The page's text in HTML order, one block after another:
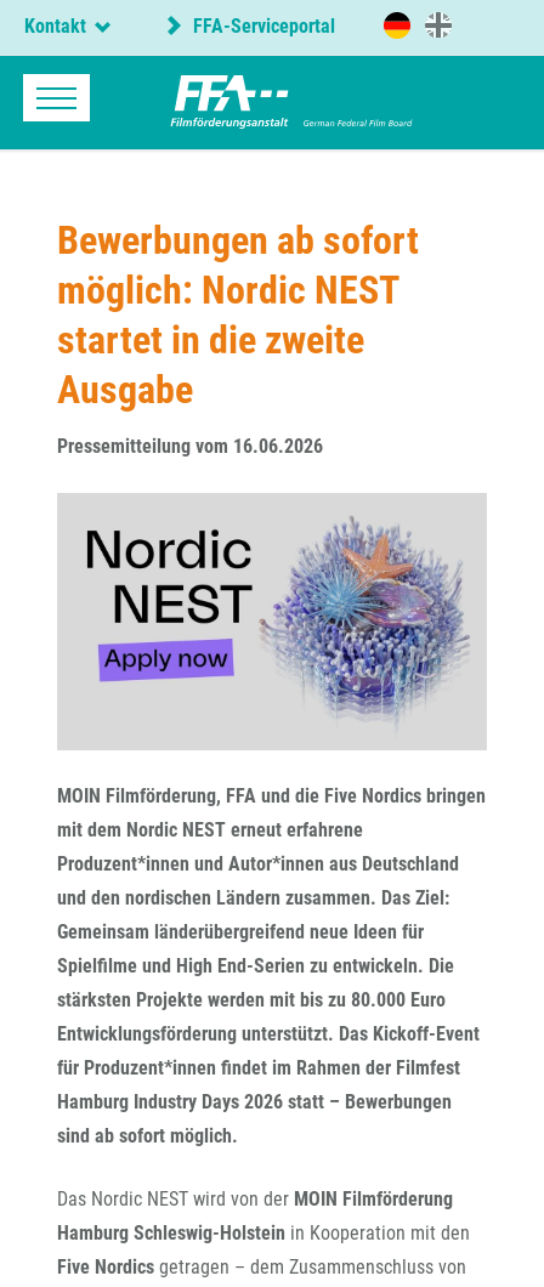
Kontakt FFA-Serviceportal
Bewerbungen ab sofort
möglich: Nordic NEST
startet in die zweite
Ausgabe
Pressemitteilung vom 16.06.2026
MOIN Filmförderung, FFA und die Five Nordics bringen
mit dem Nordic NEST erneut erfahrene
Produzent*innen und Autor*innen aus Deutschland
und den nordischen Ländern zusammen. Das Ziel:
Gemeinsam länderübergreifend neue Ideen für
Spielfilme und High End-Serien zu entwickeln. Die
stärksten Projekte werden mit bis zu 80.000 Euro
Entwicklungsförderung unterstützt. Das Kickoff-Event
für Produzent*innen findet im Rahmen der Filmfest
Hamburg Industry Days 2026 statt – Bewerbungen
sind ab sofort möglich.
Das Nordic NEST wird von der MOIN Filmförderung
Hamburg Schleswig-Holstein in Kooperation mit den
Five Nordics getragen – dem Zusammenschluss von